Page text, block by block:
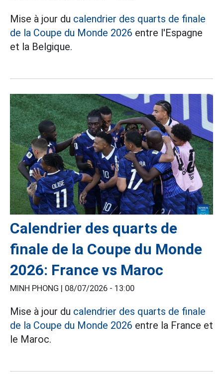
Mise à jour du calendrier des quarts de finale
de la Coupe du Monde 2026 entre l'Espagne
et la Belgique.
Calendrier des quarts de
finale de la Coupe du Monde
2026: France vs Maroc
MINH PHONG | 08/07/2026 - 13:00
Mise à jour du calendrier des quarts de finale
de la Coupe du Monde 2026 entre la France et
le Maroc.